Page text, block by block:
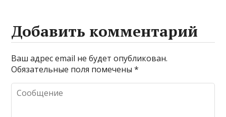
Добавить комментарий
Ваш адрес email не будет опубликован.
Обязательные поля помечены*